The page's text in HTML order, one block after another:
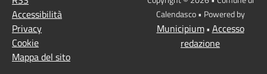
Accessibilità
Privacy
Cookie
Mappa del sito
Calendasco • Powered by
Municipium• Accesso
redazione